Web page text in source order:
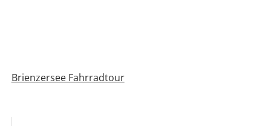
Brienzersee Fahrradtour